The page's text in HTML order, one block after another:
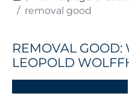
removal good
REMOVAL
LEOPOLD